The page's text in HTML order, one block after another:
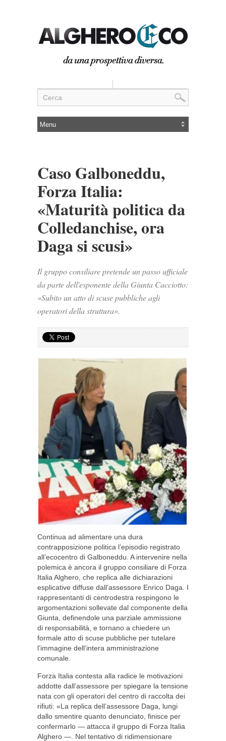
Caso Galboneddu,
Forza Italia:
«Maturità politica da
Colledanchise, ora
Daga si scusi»
Il gruppo consiliare pretende un passo ufficiale
da parte dell'esponente della Giunta Cacciotto:
«Subito un atto di scuse pubbliche agli
operatori della struttura».
Continua ad alimentare una dura
contrapposizione politica l’episodio registrato
all’ecocentro di Galboneddu. A intervenire nella
polemica è ancora il gruppo consiliare di Forza
Italia Alghero, che replica alle dichiarazioni
esplicative diffuse dall’assessore Enrico Daga. I
rappresentanti di centrodestra respingono le
argomentazioni sollevate dal componente della
Giunta, definendole una parziale ammissione
di responsabilità, e tornano a chiedere un
formale atto di scuse pubbliche per tutelare
l’immagine dell’intera amministrazione
comunale.
Forza Italia contesta alla radice le motivazioni
addotte dall’assessore per spiegare la tensione
nata con gli operatori del centro di raccolta dei
rifiuti: «La replica dell’assessore Daga, lungi
dallo smentire quanto denunciato, finisce per
confermarlo — attacca il gruppo di Forza Italia
Alghero —. Nel tentativo di ridimensionare